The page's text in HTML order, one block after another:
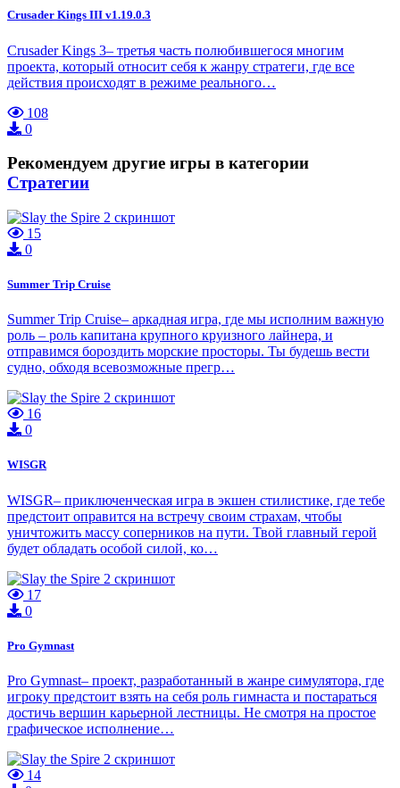
Crusader Kings III v1.19.0.3
Crusader Kings 3– третья часть полюбившегося многим
проекта, который относит себя к жанру стратеги, где все
действия происходят в режиме реального…
108
0
Рекомендуем другие игры в категории
Стратегии
15
0
Summer Trip Cruise
Summer Trip Cruise– аркадная игра, где мы исполним важную
роль – роль капитана крупного круизного лайнера, и
отправимся бороздить морские просторы. Ты будешь вести
судно, обходя всевозможные прегр…
16
0
WISGR
WISGR– приключенческая игра в экшен стилистике, где тебе
предстоит оправится на встречу своим страхам, чтобы
уничтожить массу соперников на пути. Твой главный герой
будет обладать особой силой, ко…
17
0
Pro Gymnast
Pro Gymnast– проект, разработанный в жанре симулятора, где
игроку предстоит взять на себя роль гимнаста и постараться
достичь вершин карьерной лестницы. Не смотря на простое
графическое исполнение…
14